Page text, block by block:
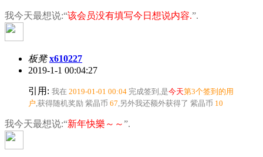
我今天最想说:“该会员没有填写今日想说内容.”.
板凳 x610227
2019-1-1 00:04:27
引用: 我在 2019-01-01 00:04 完成签到,是今天第3个签到的用
户 ,获得随机奖励 紫晶币 67 ,另外我还额外获得了 紫晶币 10
我今天最想说:“新年快樂～～”.